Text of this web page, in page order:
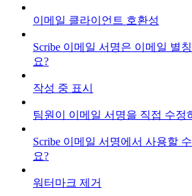
이메일 클라이언트 호환성
Scribe 이메일 서명은 이메일 별
요?
작성 중 표시
팀원이 이메일 서명을 직접 수정
Scribe 이메일 서명에서 사용할
요?
워터마크 제거